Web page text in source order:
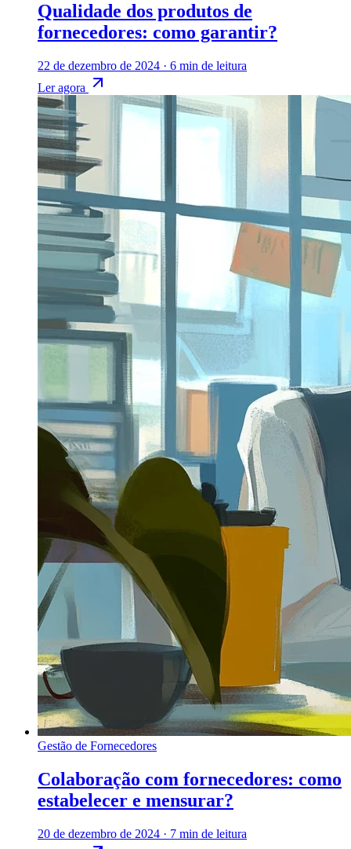
Qualidade dos produtos de
fornecedores: como garantir?
22 de dezembro de 2024 · 6 min de leitura
Ler agora
Gestão de Fornecedores
Colaboração com fornecedores: como
estabelecer e mensurar?
20 de dezembro de 2024 · 7 min de leitura